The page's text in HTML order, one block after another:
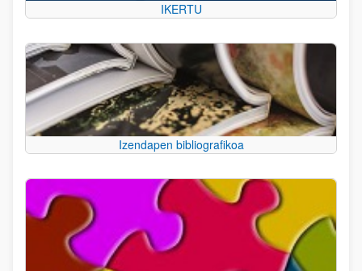
IKERTU
Izendapen bibliografikoa